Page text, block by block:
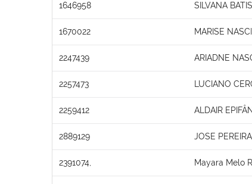
1646958 SILVANA
1670022 MARISE
2247439 ARIADNE
2257473 LUCIANO
2259412 ALDAIR
2889129 JOSE
2391074, Mayara Melo